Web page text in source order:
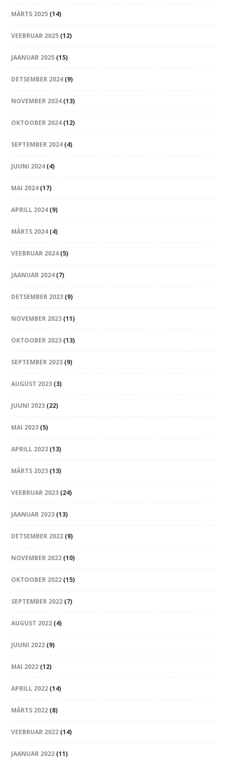
MÄRTS 2025 (14)
VEEBRUAR 2025 (12)
JAANUAR 2025 (15)
DETSEMBER 2024 (9)
NOVEMBER 2024 (13)
OKTOOBER 2024 (12)
SEPTEMBER 2024 (4)
JUUNI 2024 (4)
MAI 2024 (17)
APRILL 2024 (9)
MÄRTS 2024 (4)
VEEBRUAR 2024 (5)
JAANUAR 2024 (7)
DETSEMBER 2023 (9)
NOVEMBER 2023 (11)
OKTOOBER 2023 (13)
SEPTEMBER 2023 (9)
AUGUST 2023 (3)
JUUNI 2023 (22)
MAI 2023 (5)
APRILL 2023 (13)
MÄRTS 2023 (13)
VEEBRUAR 2023 (24)
JAANUAR 2023 (13)
DETSEMBER 2022 (9)
NOVEMBER 2022 (10)
OKTOOBER 2022 (15)
SEPTEMBER 2022 (7)
AUGUST 2022 (4)
JUUNI 2022 (9)
MAI 2022 (12)
APRILL 2022 (14)
MÄRTS 2022 (8)
VEEBRUAR 2022 (14)
JAANUAR 2022 (11)